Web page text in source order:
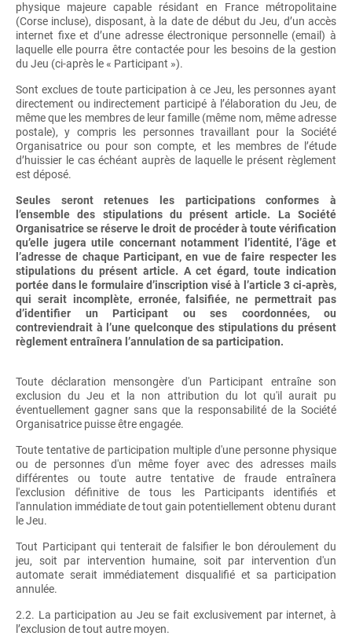
physique majeure capable résidant en France métropolitaine
(Corse incluse), disposant, à la date de début du Jeu, d’un accès
internet fixe et d’une adresse électronique personnelle (email) à
laquelle elle pourra être contactée pour les besoins de la gestion
du Jeu (ci-après le « Participant »).
Sont exclues de toute participation à ce Jeu, les personnes ayant
directement ou indirectement participé à l’élaboration du Jeu, de
même que les membres de leur famille (même nom, même adresse
postale), y compris les personnes travaillant pour la Société
Organisatrice ou pour son compte, et les membres de l’étude
d’huissier le cas échéant auprès de laquelle le présent règlement
est déposé.
Seules seront retenues les participations conformes à
l’ensemble des stipulations du présent article. La Société
Organisatrice se réserve le droit de procéder à toute vérification
qu’elle jugera utile concernant notamment l’identité, l’âge et
l’adresse de chaque Participant, en vue de faire respecter les
stipulations du présent article. A cet égard, toute indication
portée dans le formulaire d’inscription visé à l’article 3 ci-après,
qui serait incomplète, erronée, falsifiée, ne permettrait pas
d’identifier un Participant ou ses coordonnées, ou
contreviendrait à l’une quelconque des stipulations du présent
règlement entraînera l’annulation de sa participation.
Toute déclaration mensongère d'un Participant entraîne son
exclusion du Jeu et la non attribution du lot qu'il aurait pu
éventuellement gagner sans que la responsabilité de la Société
Organisatrice puisse être engagée.
Toute tentative de participation multiple d'une personne physique
ou de personnes d'un même foyer avec des adresses mails
différentes ou toute autre tentative de fraude entraînera
l'exclusion définitive de tous les Participants identifiés et
l'annulation immédiate de tout gain potentiellement obtenu durant
le Jeu.
Tout Participant qui tenterait de falsifier le bon déroulement du
jeu, soit par intervention humaine, soit par intervention d'un
automate serait immédiatement disqualifié et sa participation
annulée.
2.2. La participation au Jeu se fait exclusivement par internet, à
l’exclusion de tout autre moyen.